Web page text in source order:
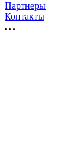
Партнеры
Контакты